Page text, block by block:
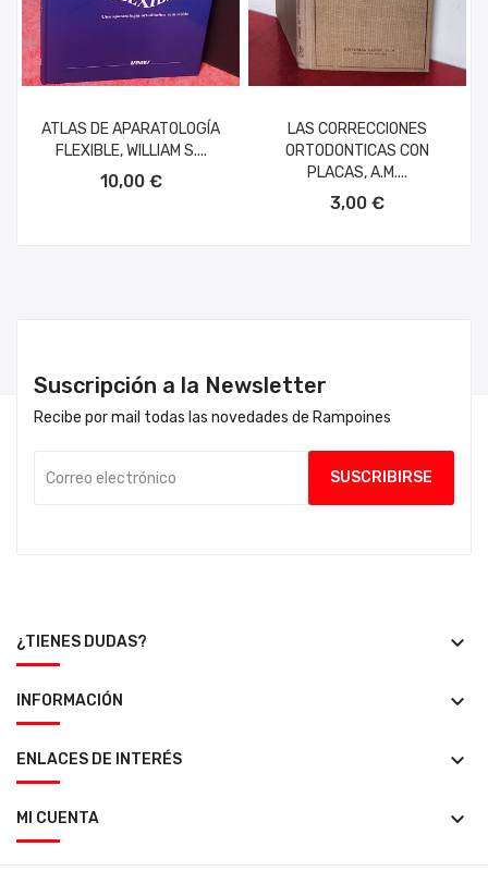
ATLAS DE APARATOLOGÍA
FLEXIBLE, WILLIAM S....
10,00 €
LAS CORRECCIONES
ORTODONTICAS CON
PLACAS, A.M....
3,00 €
Suscripción a la Newsletter
Recibe por mail todas las novedades de Rampoines
¿TIENES DUDAS? keyboard_arrow_down
INFORMACIÓN keyboard_arrow_down
ENLACES DE INTERÉS keyboard_arrow_down
MI CUENTA keyboard_arrow_down